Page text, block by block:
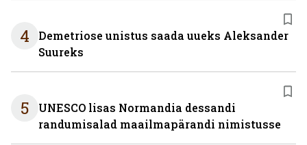
4
Demetriose unistus saada uueks Aleksander
Suureks
5
UNESCO lisas Normandia dessandi
randumisalad maailmapärandi nimistusse